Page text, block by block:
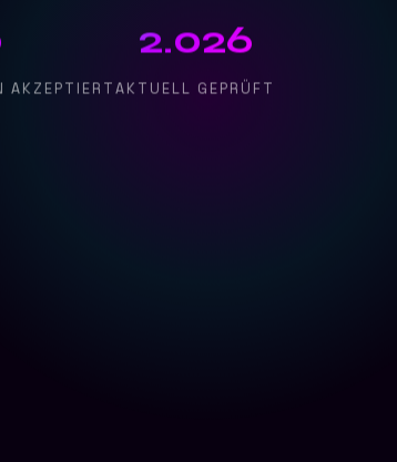
AKZEPTIERT
2.026
AKTUELL GEPRÜFT